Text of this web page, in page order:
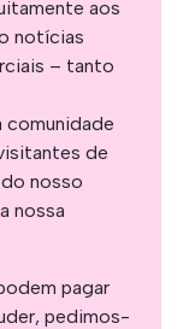
aos
notícias
– tanto
comunidade
de
nosso
nossa
pagar
pedimos-